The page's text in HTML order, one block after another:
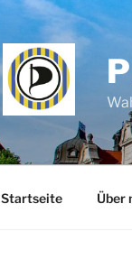
Startseite Über